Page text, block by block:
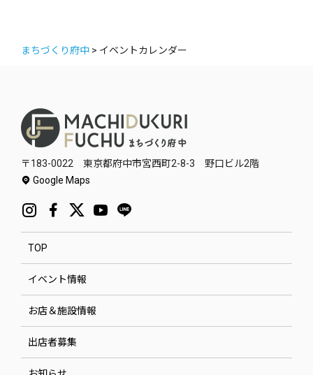
まちづくり府中 > イベントカレンダー
〒183-0022 東京都府中市宮西町2-8-3 野口ビル2階
Google Maps
TOP
イベント情報
お店＆施設情報
出店者募集